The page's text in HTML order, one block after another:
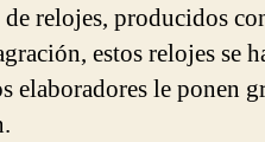
relojes, producidos
estos relojes se
elaboradores le ponen